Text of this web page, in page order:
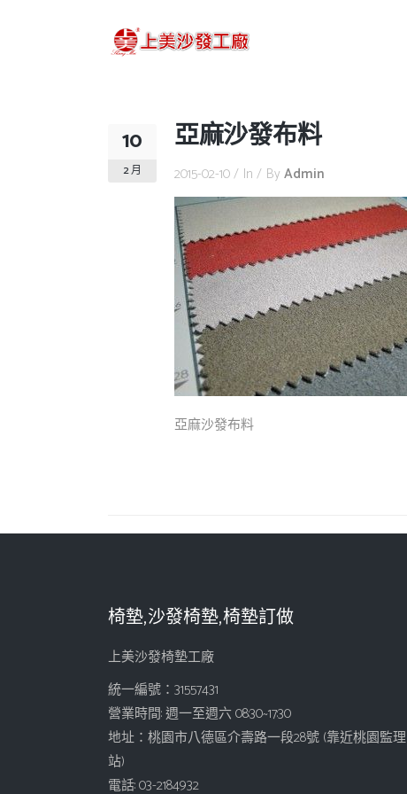
10
2 月
亞麻沙發布料
2015-02-10 In By Admin
亞麻沙發布料
椅墊,沙發椅墊,椅墊訂做
上美沙發椅墊工廠
統一編號：31557431
營業時間: 週一至週六 08:30~17:30
地址：桃園市八德區介壽路一段28號 (靠近桃園監理
站)
電話: 03-2184932